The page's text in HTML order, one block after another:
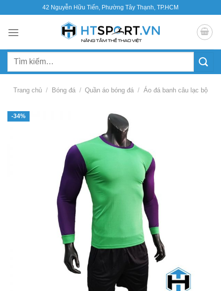
nội
42 Nguyễn Hữu Tiến, Phường Tây Thạnh, TP.HCM
Tìm
Trang chủ / Bóng đá / Quần áo bóng đá / Áo đá banh câu lạc bộ
-34%